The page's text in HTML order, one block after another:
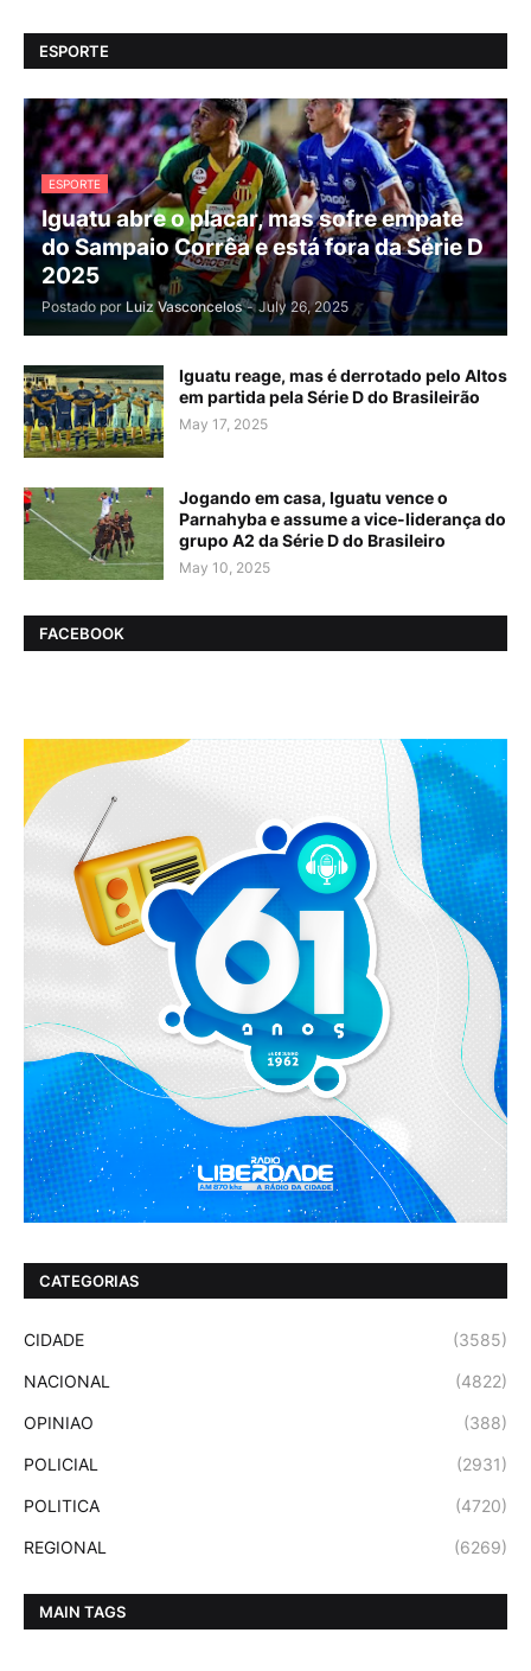
ESPORTE
ESPORTE
Iguatu abre o placar, mas sofre empate
do Sampaio Corrêa e está fora da Série D
2025
Postado por Luiz Vasconcelos - July 26, 2025
Iguatu reage, mas é derrotado pelo Altos
em partida pela Série D do Brasileirão
May 17, 2025
Jogando em casa, Iguatu vence o
Parnahyba e assume a vice-liderança do
grupo A2 da Série D do Brasileiro
May 10, 2025
FACEBOOK
CATEGORIAS
CIDADE (3585)
NACIONAL (4822)
OPINIAO (388)
POLICIAL (2931)
POLITICA (4720)
REGIONAL (6269)
MAIN TAGS